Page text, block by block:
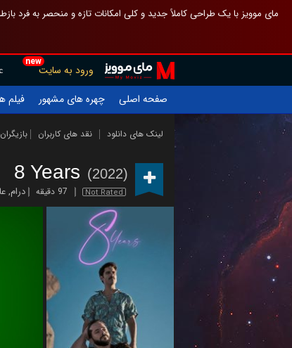
مای موویز با یک طراحی کاملاً جدید و کلی امکانات تازه و منحصر به
new
ورود به سایت
صفحه اصلی
چهره های مشهور فیلم
لینک های دانلود نقد های کاربران
8 Years (2022)
Not Rated 97 دقیقه درام,